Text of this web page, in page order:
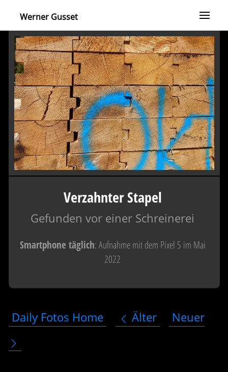
Werner Gusset
Verzahnter Stapel
Gefunden vor einer Schreinerei
Smartphone täglich: Aufnahme mit dem Pixel 5 im Mai
2022
Daily Fotos Home Älter Neuer